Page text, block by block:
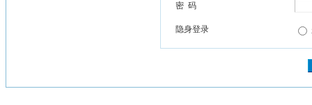
密 码
隐身登录